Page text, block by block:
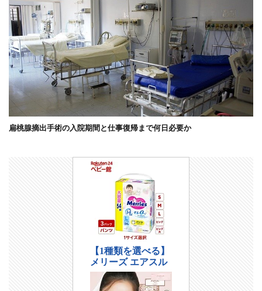
扁桃腺摘出手術の入院期間と仕事復帰まで何日必要か